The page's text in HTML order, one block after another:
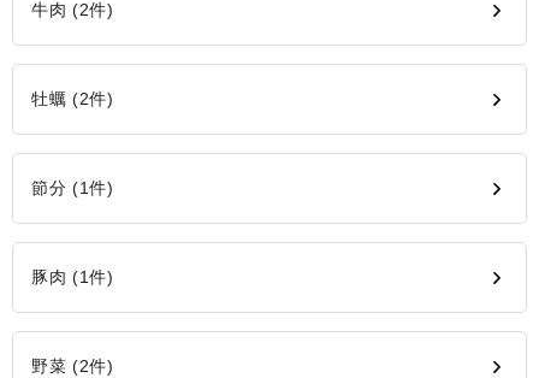
牛肉 (2件)
牡蠣 (2件)
節分 (1件)
豚肉 (1件)
野菜 (2件)